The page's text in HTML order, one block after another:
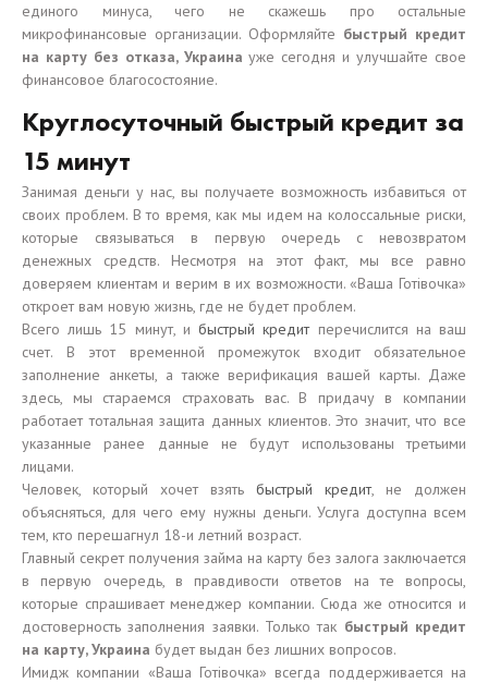
единого минуса, чего не скажешь про остальные
микрофинансовые организации. Оформляйте быстрый кредит
на карту без отказа, Украинауже сегодня и улучшайте свое
финансовое благосостояние.
Круглосуточный быстрый кредит за
15 минут
Занимая деньги у нас, вы получаете возможность избавиться от
своих проблем. В то время, как мы идем на колоссальные риски,
которые связываться в первую очередь с невозвратом
денежных средств. Несмотря на этот факт, мы все равно
доверяем клиентам и верим в их возможности. «Ваша Готівочка»
откроет вам новую жизнь, где не будет проблем.
Всего лишь 15 минут, ибыстрый кредитперечислится на ваш
счет. В этот временной промежуток входит обязательное
заполнение анкеты, а также верификация вашей карты. Даже
здесь, мы стараемся страховать вас. В придачу в компании
работает тотальная защита данных клиентов. Это значит, что все
указанные ранее данные не будут использованы третьими
лицами.
Человек, который хочет взять быстрый кредит, не должен
объясняться, для чего ему нужны деньги. Услуга доступна всем
тем, кто перешагнул 18-и летний возраст.
Главный секрет получения займа на карту без залога заключается
в первую очередь, в правдивости ответов на те вопросы,
которые спрашивает менеджер компании. Сюда же относится и
достоверность заполнения заявки. Только так быстрый кредит
на карту, Украина будет выдан без лишних вопросов.
Имидж компании «Ваша Готівочка» всегда поддерживается на